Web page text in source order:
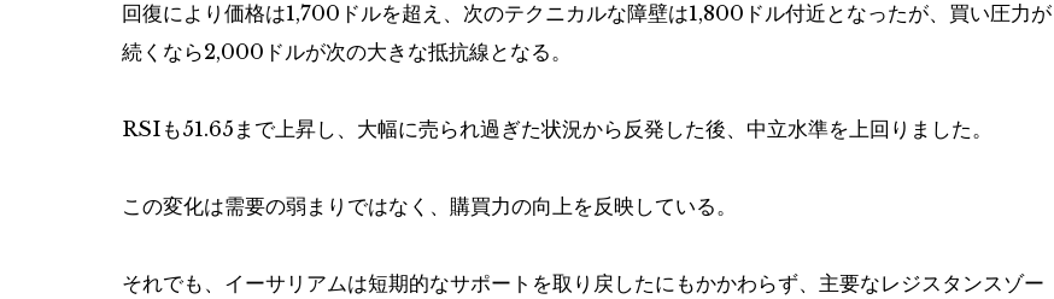
回復により価格は1,700ドルを超え、次のテクニカルな障壁は1,800ドル付近となったが、買い圧力が
続くなら2,000ドルが次の大きな抵抗線となる。
RSIも51.65まで上昇し、大幅に売られ過ぎた状況から反発した後、中立水準を上回りました。
この変化は需要の弱まりではなく、購買力の向上を反映している。
それでも、イーサリアムは短期的なサポートを取り戻したにもかかわらず、主要なレジスタンスゾー